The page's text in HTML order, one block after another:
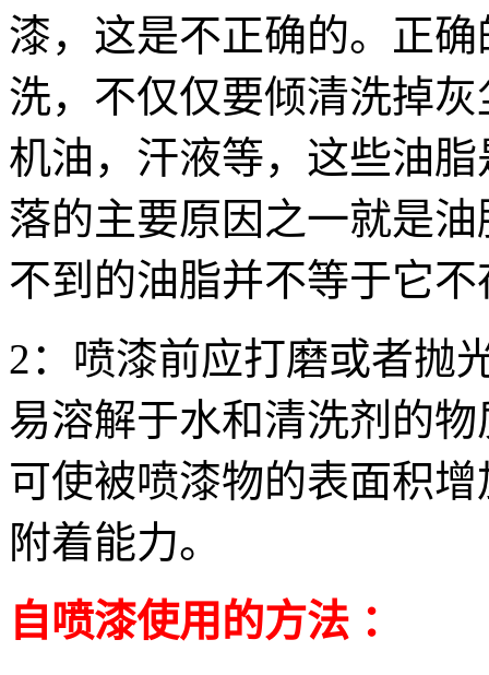
漆，这是不正确的。正
洗，不仅仅要倾清洗掉
机油，汗液等，这些油
落的主要原因之一就是
不到的油脂并不等于它不
2：喷漆前应打磨或者抛
易溶解于水和清洗剂的
可使被喷漆物的表面积
附着能力。
自喷漆使用的方法 ：